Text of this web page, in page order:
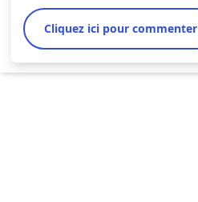
Cliquez ici pour commenter